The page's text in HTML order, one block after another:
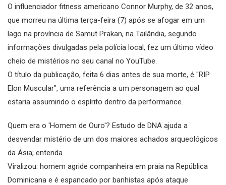
O influenciador fitness americano Connor Murphy, de 32 anos,
que morreu na última terça-feira (7) após se afogar em um
lago na província de Samut Prakan, na Tailândia, segundo
informações divulgadas pela polícia local, fez um último vídeo
cheio de mistérios no seu canal no YouTube.
O título da publicação, feita 6 dias antes de sua morte, é "RIP
Elon Muscular", uma referência a um personagem ao qual
estaria assumindo o espírito dentro da performance.
Quem era o 'Homem de Ouro'? Estudo de DNA ajuda a
desvendar mistério de um dos maiores achados arqueológicos
da Ásia; entenda
Viralizou: homem agride companheira em praia na República
Dominicana e é espancado por banhistas após ataque